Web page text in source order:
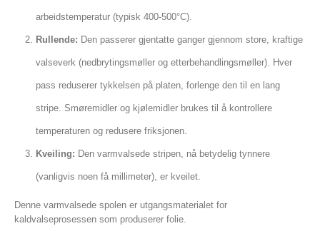
arbeidstemperatur (typisk 400-500°C).
Rullende: Den passerer gjentatte ganger gjennom store, kraftige
valseverk (nedbrytingsmøller og etterbehandlingsmøller). Hver
pass reduserer tykkelsen på platen, forlenge den til en lang
stripe. Smøremidler og kjølemidler brukes til å kontrollere
temperaturen og redusere friksjonen.
Kveiling: Den varmvalsede stripen, nå betydelig tynnere
(vanligvis noen få millimeter), er kveilet.
Denne varmvalsede spolen er utgangsmaterialet for
kaldvalseprosessen som produserer folie.